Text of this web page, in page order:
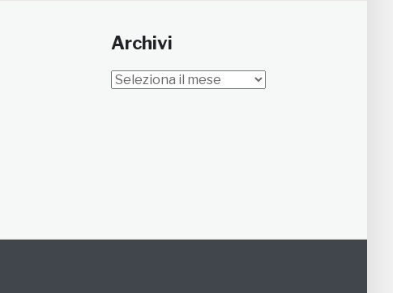
Archivi
Archivi